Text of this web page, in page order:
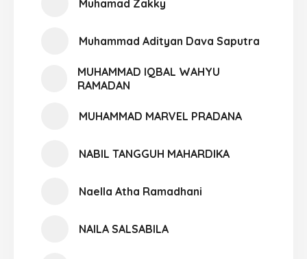
Muhamad Zakky
Muhammad Adityan Dava Saputra
MUHAMMAD IQBAL WAHYU
RAMADAN
MUHAMMAD MARVEL PRADANA
NABIL TANGGUH MAHARDIKA
Naella Atha Ramadhani
NAILA SALSABILA